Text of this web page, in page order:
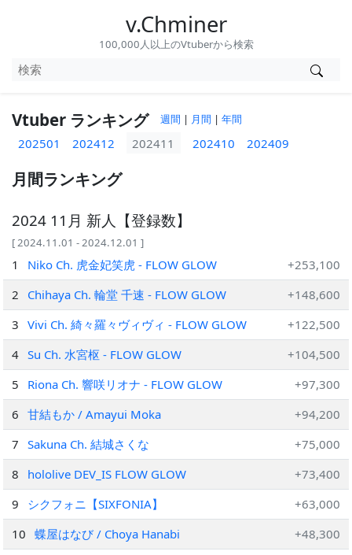
v.Chminer
100,000人以上のVtuberから検索
Vtuber ランキング 週間 | 月間 | 年間
202501 202412 202411 202410 202409
月間ランキング
2024 11月 新人【登録数】
[ 2024.11.01 - 2024.12.01 ]
1 Niko Ch. 虎金妃笑虎 - FLOW GLOW
+253,100
2
Chihaya Ch. 輪堂 千速 - FLOW GLOW
+148,600
3
Vivi Ch. 綺々羅々ヴィヴィ - FLOW GLOW
+122,500
4 Su Ch. 水宮枢 - FLOW GLOW
+104,500
5
Riona Ch. 響咲リオナ - FLOW GLOW
+97,300
6
甘結もか / Amayui Moka
+94,200
7
Sakuna Ch. 結城さくな
+75,000
8
hololive DEV_IS FLOW GLOW
+73,400
9
シクフォニ【SIXFONIA】
+63,000
10
蝶屋はなび / Choya Hanabi
+48,300